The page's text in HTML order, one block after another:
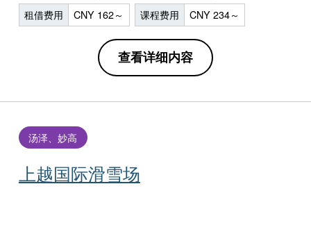
租借费用 CNY 162～ 课程费用 CNY 234～
查看详细内容
上越国际滑雪场
汤泽、妙高